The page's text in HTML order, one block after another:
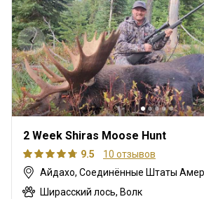
2 Week Shiras Moose Hunt
9.5
10 отзывов
Айдахо, Соединённые Штаты
Ширасский лось, Волк